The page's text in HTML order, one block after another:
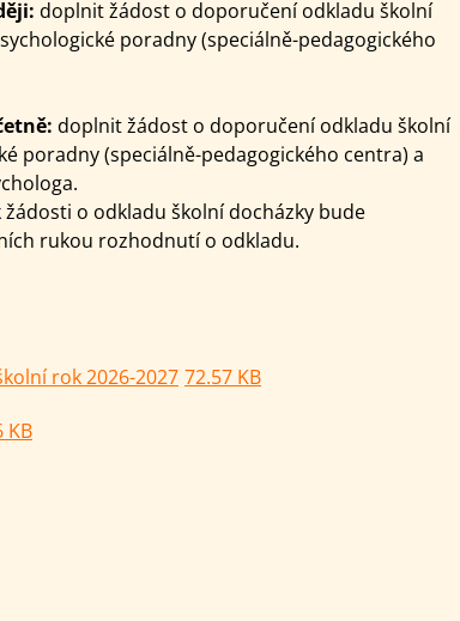
doplnit žádost o doporučení odkladu školní
poradny (speciálně-pedagogického
doplnit žádost o doporučení odkladu školní
poradny (speciálně-pedagogického centra) a
o odkladu školní docházky bude
rukou rozhodnutí o odkladu.
rok 2026-2027 72.57 KB
KB